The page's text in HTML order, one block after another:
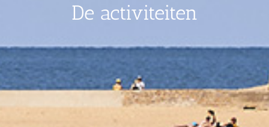
De activiteiten